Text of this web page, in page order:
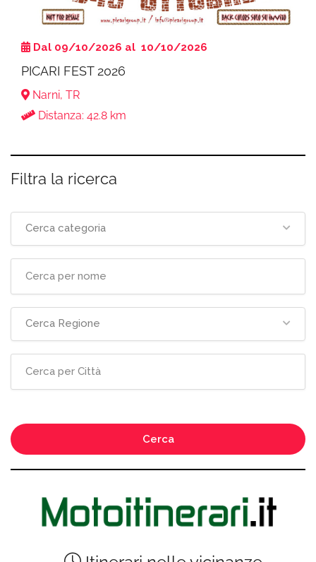
Dal 09/10/2026 al 10/10/2026
PICARI FEST 2026
Narni, TR
Distanza: 42.8 km
Filtra la ricerca
Cerca categoria
Cerca Regione
Cerca